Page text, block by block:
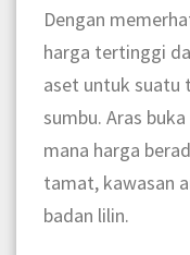
Dengan
harga tertinggi
aset untuk suatu
sumbu. Aras
mana harga
tamat, kawasan
badan lilin.